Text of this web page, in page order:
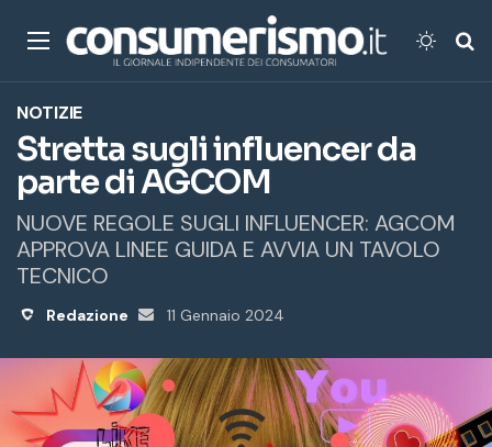
Menu
NOTIZIE
Stretta sugli influencer da
parte di AGCOM
NUOVE REGOLE SUGLI INFLUENCER: AGCOM
APPROVA LINEE GUIDA E AVVIA UN TAVOLO
TECNICO
Redazione
Invia
11 Gennaio 2024